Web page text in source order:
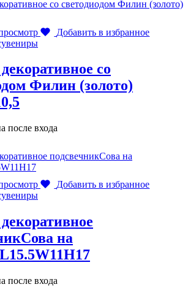
Добавить в избранное
со
Филин (золото)
после входа
Добавить в избранное
на
после входа